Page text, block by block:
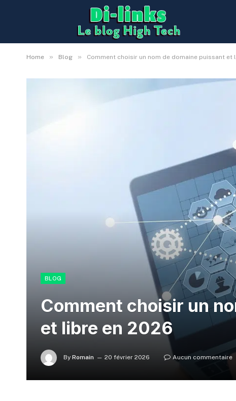
Home » Blog » Comment choisir un nom de domaine puissant et
BLOG
Comment choisir un
et libre en 2026
By Romain 20 février 2026 Aucun commentaire